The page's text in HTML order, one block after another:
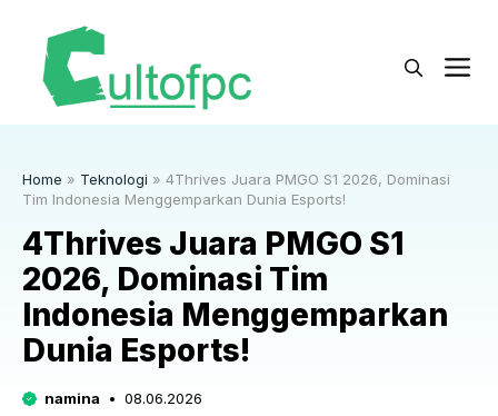
Home » Teknologi » 4Thrives Juara PMGO S1 2026, Dominasi
Tim Indonesia Menggemparkan Dunia Esports!
4Thrives Juara PMGO S1
2026, Dominasi Tim
Indonesia Menggemparkan
Dunia Esports!
namina 08.06.2026